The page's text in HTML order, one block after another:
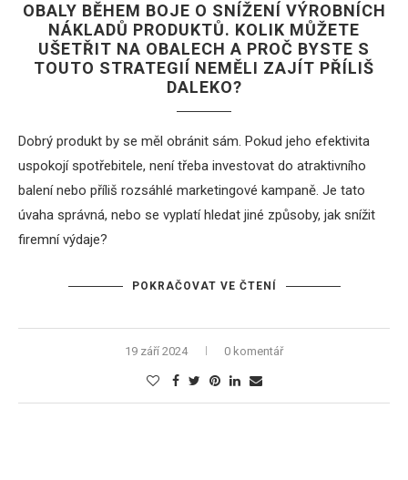
OBALY BĚHEM BOJE O SNÍŽENÍ VÝROBNÍCH
NÁKLADŮ PRODUKTŮ. KOLIK MŮŽETE
UŠETŘIT NA OBALECH A PROČ BYSTE S
TOUTO STRATEGIÍ NEMĚLI ZAJÍT PŘÍLIŠ
DALEKO?
Dobrý produkt by se měl obránit sám. Pokud jeho efektivita
uspokojí spotřebitele, není třeba investovat do atraktivního
balenínebo příliš rozsáhlé marketingové kampaně. Je tato
úvaha správná, nebo se vyplatí hledat jiné způsoby, jak snížit
firemní výdaje?
POKRAČOVAT VE ČTENÍ
19 září 2024 0 komentář